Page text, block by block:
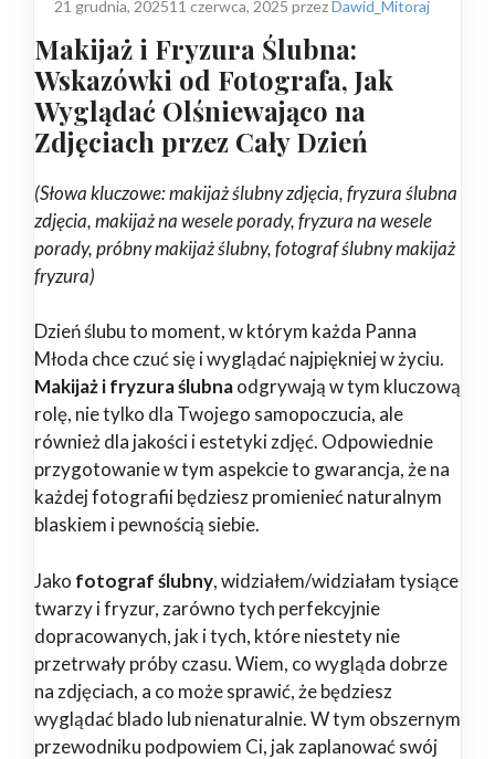
21 grudnia, 202511 czerwca, 2025 przezDawid_Mitoraj
Makijaż i Fryzura Ślubna:
Wskazówki od Fotografa, Jak
Wyglądać Olśniewająco na
Zdjęciach przez Cały Dzień
(Słowa kluczowe: makijaż ślubny zdjęcia, fryzura ślubna
zdjęcia, makijaż na wesele porady, fryzura na wesele
porady, próbny makijaż ślubny, fotograf ślubny makijaż
fryzura)
Dzień ślubu to moment, w którym każda Panna
Młoda chce czuć się i wyglądać najpiękniej w życiu.
Makijaż i fryzura ślubnaodgrywają w tym kluczową
rolę, nie tylko dla Twojego samopoczucia, ale
również dla jakości i estetyki zdjęć. Odpowiednie
przygotowanie w tym aspekcie to gwarancja, że na
każdej fotografii będziesz promienieć naturalnym
blaskiem i pewnością siebie.
Jako fotograf ślubny, widziałem/widziałam tysiące
twarzy i fryzur, zarówno tych perfekcyjnie
dopracowanych, jak i tych, które niestety nie
przetrwały próby czasu. Wiem, co wygląda dobrze
na zdjęciach, a co może sprawić, że będziesz
wyglądać blado lub nienaturalnie. W tym obszernym
przewodniku podpowiem Ci, jak zaplanować swój